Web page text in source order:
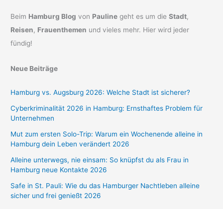
Beim Hamburg Blog von Pauline geht es um dieStadt,
Reisen, Frauenthemen und vieles mehr. Hier wird jeder
fündig!
Neue Beiträge
Hamburg vs. Augsburg 2026: Welche Stadt ist sicherer?
Cyberkriminalität 2026 in Hamburg: Ernsthaftes Problem für
Unternehmen
Mut zum ersten Solo-Trip: Warum ein Wochenende alleine in
Hamburg dein Leben verändert 2026
Alleine unterwegs, nie einsam: So knüpfst du als Frau in
Hamburg neue Kontakte 2026
Safe in St. Pauli: Wie du das Hamburger Nachtleben alleine
sicher und frei genießt 2026